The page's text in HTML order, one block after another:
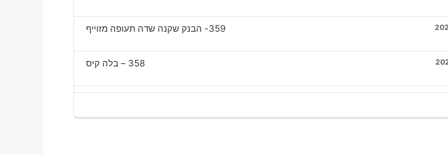
359- הבנק שקנה שדה תעופה מזוייף
358 – בלה קיס